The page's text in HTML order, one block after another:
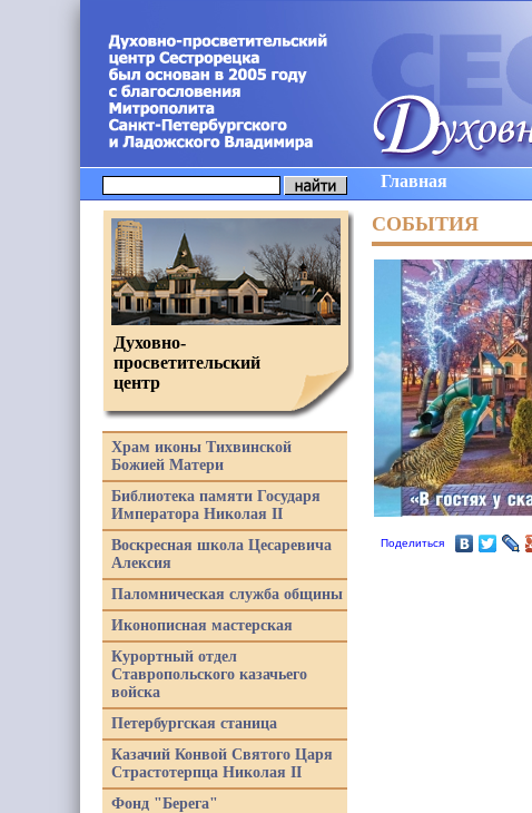
Главная
СОБЫТИЯ
Поделиться
Духовно-
просветительский
центр
Храм иконы Тихвинской
Божией Матери
Библиотека памяти Государя
Императора Николая II
Воскресная школа Цесаревича
Алексия
Паломническая служба общины
Иконописная мастерская
Курортный отдел
Ставропольского казачьего
войска
Петербургская станица
Казачий Конвой Святого Царя
Страстотерпца Николая II
Фонд "Берега"